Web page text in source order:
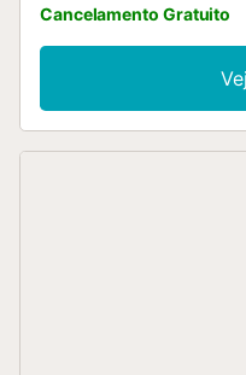
Cancelamento Gratuito